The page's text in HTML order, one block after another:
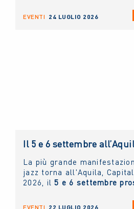
a domani proiezioni, eventi
EVENTI 24 LUGLIO 2026
La più grande
jazz torna all'Aquila,
2026, il 5 e 6 settembre
EVENTI 22 LUGLIO 2026